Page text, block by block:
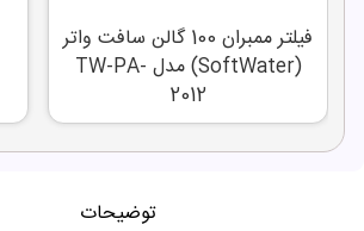
فیلتر ممبران 100 گالن سافت واتر
(SoftWater) مدل TW-PA-
2012
توضیحات